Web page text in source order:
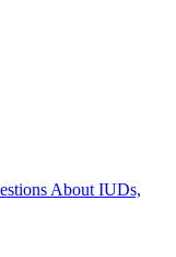
About IUDs,